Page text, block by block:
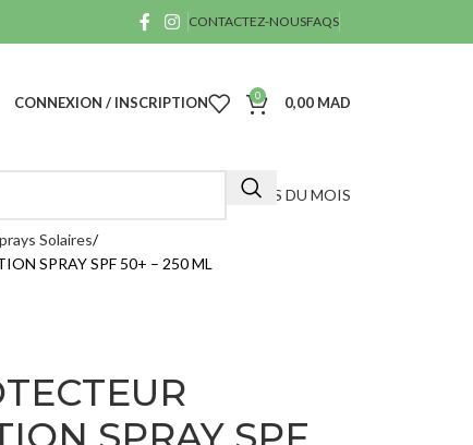
CONTACTEZ-NOUSFAQS
CONNEXION / INSCRIPTION 0 0,00 MAD
OFFRES DU MOIS
Solaires
SPRAY SPF 50+ – 250 ML